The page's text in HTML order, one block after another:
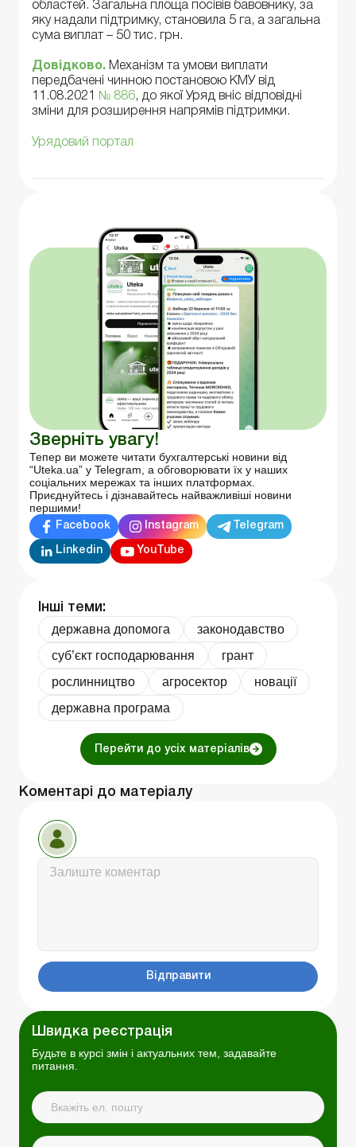
областей. Загальна площа посівів бавовнику, за
яку надали підтримку, становила 5 га, а загальна
сума виплат – 50 тис. грн.
Довідково. Механізм та умови виплати
передбачені чинною постановою КМУ від
11.08.2021
№ 886, до якої Уряд вніс відповідні
зміни для розширення напрямів підтримки.
Урядовий портал
Зверніть увагу!
Тепер ви можете читати бухгалтерські новини від
“Uteka.ua” у Telegram, а обговорювати їх у наших
соціальних мережах та інших платформах.
Приєднуйтесь і дізнавайтесь найважливіші новини
першими!
Facebook Instagram Telegram
Linkedin YouTube
Інші теми:
державна допомога
законодавство
суб’єкт господарювання
грант
рослинництво
агросектор
новації
державна програма
Перейти до усіх матеріалів
Коментарі до матеріалу
Відправити
Швидка реєстрація
Будьте в курсі змін і актуальних тем, задавайте
питання.